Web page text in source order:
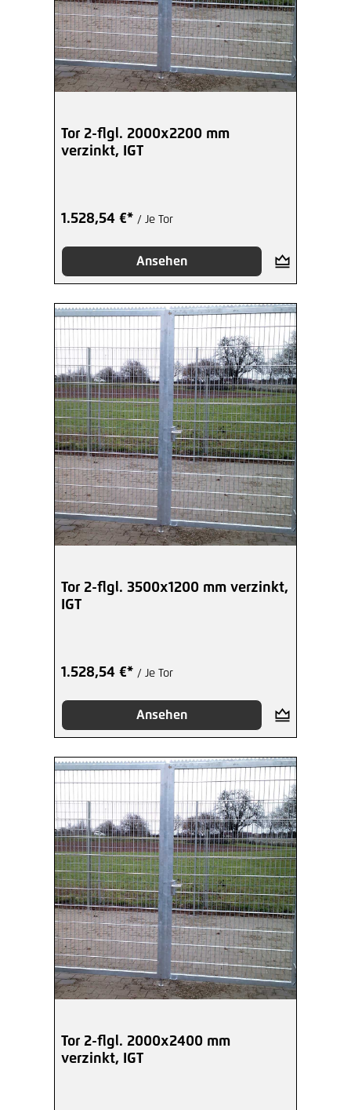
Tor 2-flgl. 2000x2200 mm
verzinkt, IGT
1.528,54 €* / Je Tor
Ansehen
Tor 2-flgl. 3500x1200 mm verzinkt,
IGT
1.528,54 €* / Je Tor
Ansehen
Tor 2-flgl. 2000x2400 mm
verzinkt, IGT